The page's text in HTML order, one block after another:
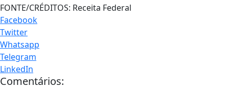
FONTE/CRÉDITOS: Receita Federal
Facebook
Twitter
Whatsapp
Telegram
LinkedIn
Comentários: